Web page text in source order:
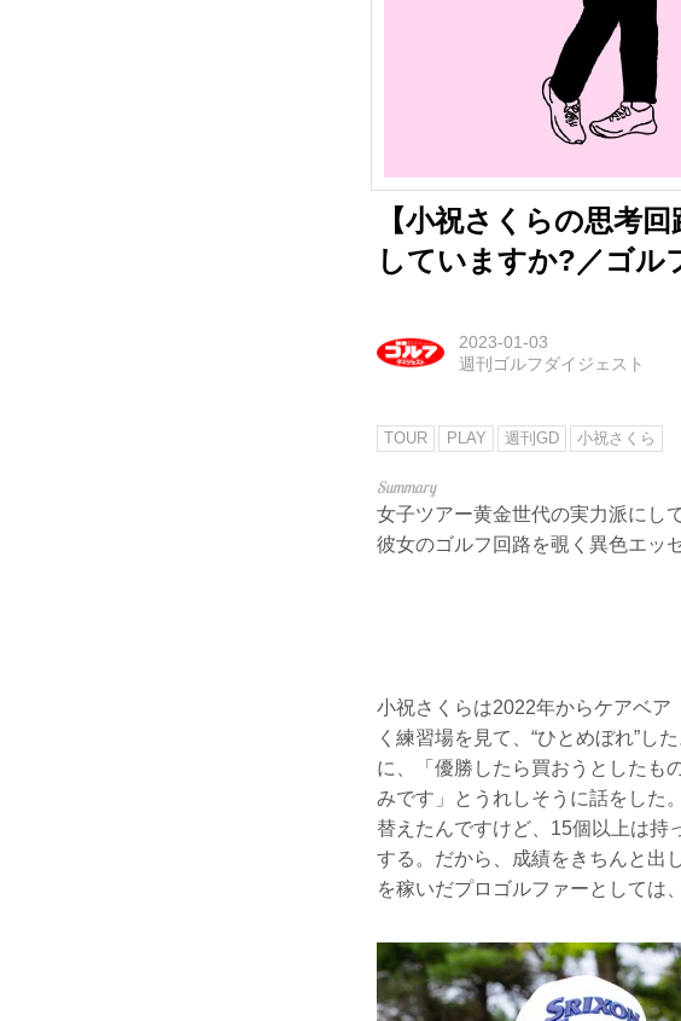
【小祝さくらの思考
していますか?／ゴ
2023-01-03
週刊ゴルフダイジェスト
TOUR PLAY 週刊GD 小祝さくら
女子ツアー黄金世代の実力派にし
彼女のゴルフ回路を覗く異色エッ
小祝さくらは2022年からケアベ
く練習場を見て、“ひとめぼれ”し
に、「優勝したら買おうとしたも
みです」とうれしそうに話をした
替えたんですけど、15個以上は持
する。だから、成績をきちんと出
を稼いだプロゴルファーとしては